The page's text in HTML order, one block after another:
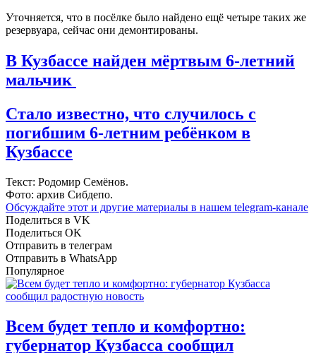
Уточняется, что в посёлке было найдено ещё четыре таких же
резервуара, сейчас они демонтированы.
В Кузбассе найден мёртвым 6-летний
мальчик
Стало известно, что случилось с
погибшим 6-летним ребёнком в
Кузбассе
Текст: Родомир Семёнов.
Фото: архив Сибдепо.
Обсуждайте этот и другие материалы в нашем telegram-канале
Поделиться в VK
Поделиться OK
Отправить в телеграм
Отправить в WhatsApp
Популярное
Всем будет тепло и комфортно:
губернатор Кузбасса сообщил